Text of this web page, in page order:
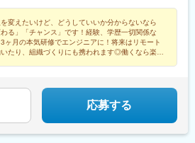
上福岡駅、花小金井駅、与野駅、元町・中
山駅(神奈川県)、熊谷駅、逗子駅、初台駅、
堤駅、西日暮里駅(舎人ライナー)、武蔵小山
王子駅、本川越駅、新宿西口駅、新所沢
徳駅、越谷駅、上板橋駅、勝田台駅、上野
駅、都立大学駅、小伝馬町駅、昭島駅、八潮
駅、東村山駅、北小金駅、下総中山駅、東十
町駅、川越市駅、北戸田駅、新宿御苑前駅、
ランベリーパーク駅、古淵駅、立川駅、上
川駅、飯田橋駅、市ケ谷駅、小竹向原駅、錦
四ツ谷駅、自由が丘駅、新木場駅、森下駅
三軒茶屋駅、荻窪駅、春日駅(東京都)、日本
(東京都)、下北沢駅、神田駅(東京都)、新宿
重橋前駅、西早稲田駅、北品川駅、汐留
八幡駅、浜松町駅、銀座駅、井の頭公園駅、
山駅、下神明駅、高輪ゲートウェイ駅、立川
を変えたいけど、どうしていいか分からないなら
わる」「チャンス」です！経験、学歴一切関係な
3ヶ月の本気研修でエンジニアに！将来はリモート
たり、組織づくりにも携われます◎働くなら楽し
応募する